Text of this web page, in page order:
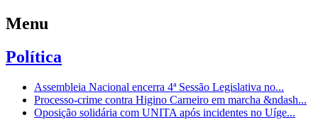
Menu
Política
Assembleia Nacional encerra 4ª Sessão Legislativa no...
Processo-crime contra Higino Carneiro em marcha &ndash...
Oposição solidária com UNITA após incidentes no Uíge...